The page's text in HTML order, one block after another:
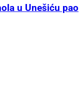
u Unešiću pao